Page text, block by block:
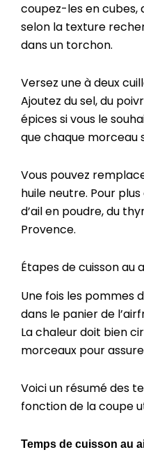
coupez-les en cubes,
selon la texture
dans un torchon.
Versez une à deux
Ajoutez du sel, du
épices si vous le
que chaque morceau
Vous pouvez
huile neutre. Pour
d’ail en poudre, du
Provence.
Étapes de cuisson au
Une fois les pommes
dans le panier de
La chaleur doit bien
morceaux pour
Voici un résumé des
fonction de la coupe
Temps de cuisson au